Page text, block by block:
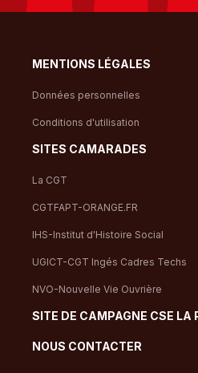
MENTIONS LÉGALES
Données personnelles
Conditions d'utilisation
SITES CAMARADES
La CGT
CGTFAPT-ORANGE.FR
IHS-Institut d'Histoire Social
UGICT-CGT Ingés Cadres Techs
NVO-Nouvelle Vie Ouvrière
SITE DE CAMPAGNE CSE LA
NOUS CONTACTER